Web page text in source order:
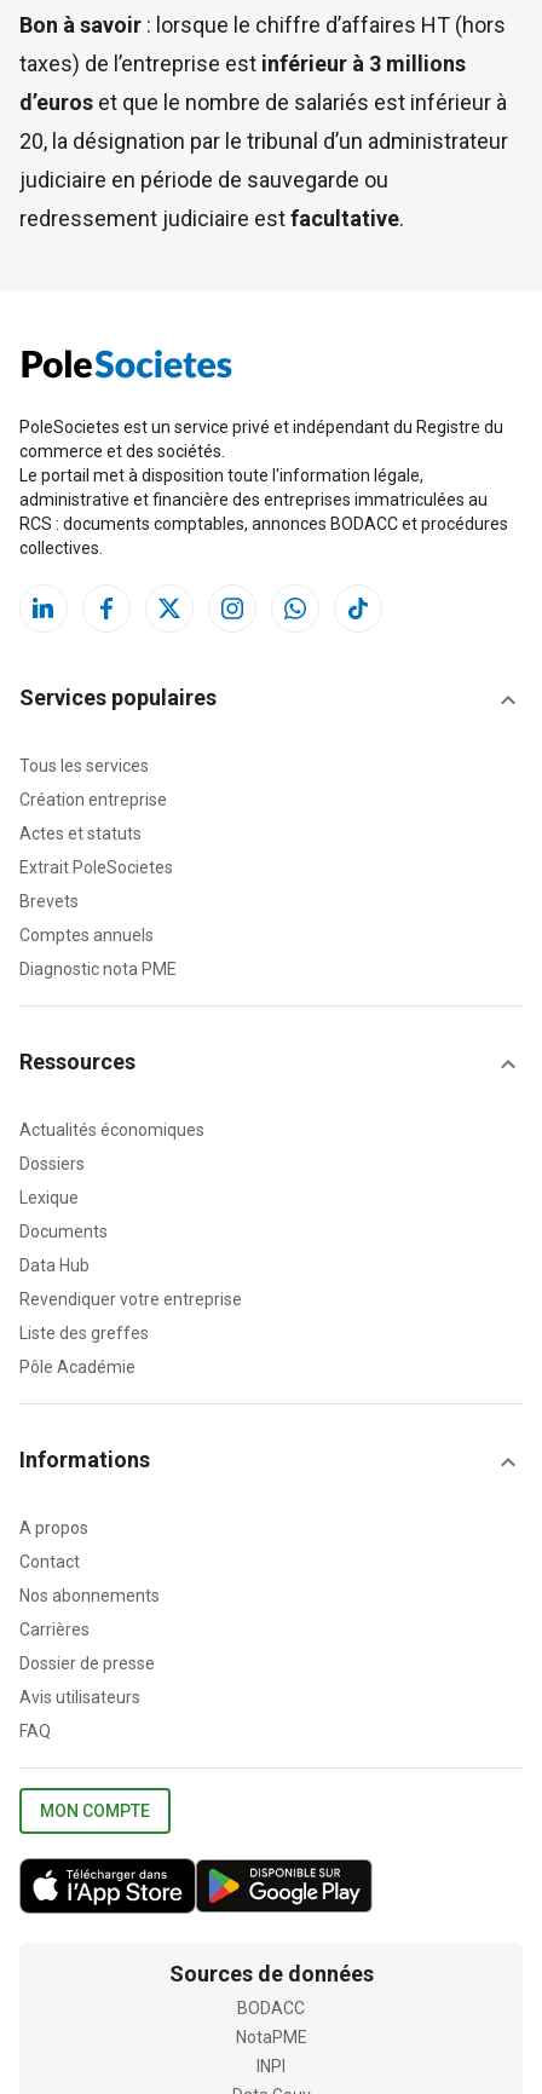
Bon à savoir : lorsque le chiffre d’affaires HT (hors
taxes) de l’entreprise est inférieur à 3 millions
d’euros et que le nombre de salariés est inférieur à
20, la désignation par le tribunal d’un administrateur
judiciaire en période de sauvegarde ou
redressement judiciaire estfacultative.
PoleSocietes est un service privé et indépendant du Registre du
commerce et des sociétés.
Le portail met à disposition toute l'information légale,
administrative et financière des entreprises immatriculées au
RCS : documents comptables, annonces BODACC et procédures
collectives.
Services populaires
Tous les services
Création entreprise
Actes et statuts
Extrait PoleSocietes
Brevets
Comptes annuels
Diagnostic nota PME
Ressources
Actualités économiques
Dossiers
Lexique
Documents
Data Hub
Revendiquer votre entreprise
Liste des greffes
Pôle Académie
Informations
A propos
Contact
Nos abonnements
Carrières
Dossier de presse
Avis utilisateurs
FAQ
MON COMPTE
Sources de données
BODACC
NotaPME
INPI